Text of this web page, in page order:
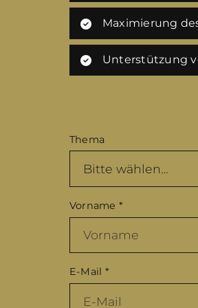
Maximierung
Unterstützung
Thema
Vorname *
E-Mail *